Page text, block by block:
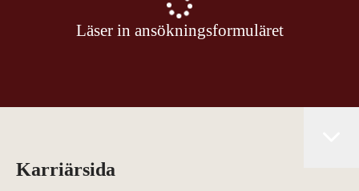
Läser in ansökningsformuläret
Karriärsida